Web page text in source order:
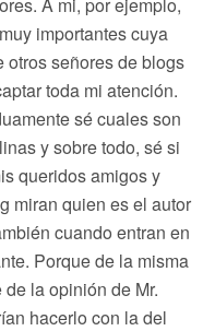
importantes cuya
otros señores de blogs
toda mi atención.
sé cuales son
y sobre todo, sé si
queridos amigos y
miran quien es el autor
cuando entran en
Porque de la misma
la opinión de Mr.
hacerlo con la del